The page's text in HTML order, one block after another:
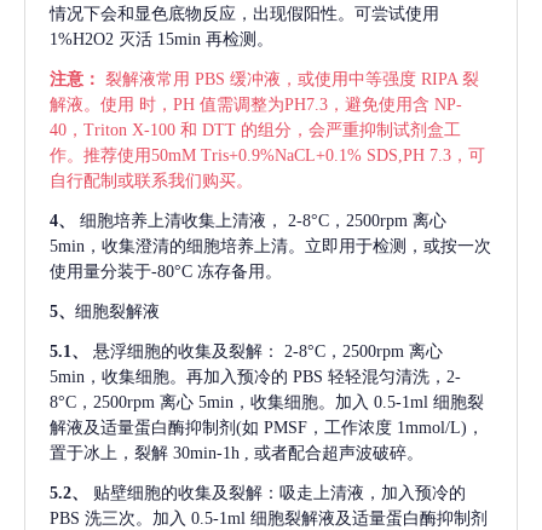
情况下会和显色底物反应，出现假阳性。可尝试使用
1%H2O2 灭活 15min 再检测。
注意： 裂解液常用 PBS 缓冲液，或使用中等强度 RIPA 裂
解液。使用 时，PH 值需调整为PH7.3，避免使用含 NP-
40，Triton X-100 和 DTT 的组分，会严重抑制试剂盒工
作。推荐使用50mM Tris+0.9%NaCL+0.1% SDS,PH 7.3，可
自行配制或联系我们购买。
4、 细胞培养上清收集上清液，
2-8°C，2500rpm 离心
5min，收集澄清的细胞培养上清。立即用于检测，或按一次
使用量分装于-80°C 冻存备用。
5、 细胞裂解液
5.1、 悬浮细胞的收集及裂解：
2-8°C，2500rpm 离心
5min，收集细胞。再加入预冷的 PBS 轻轻混匀清洗，2-
8°C，2500rpm 离心 5min，收集细胞。加入 0.5-1ml 细胞裂
解液及适量蛋白酶抑制剂(如 PMSF，工作浓度 1mmol/L)，
置于冰上，裂解 30min-1h , 或者配合超声波破碎。
5.2、
贴壁细胞的收集及裂解：吸走上清液，加入预冷的
PBS 洗三次。加入 0.5-1ml 细胞裂解液及适量蛋白酶抑制剂